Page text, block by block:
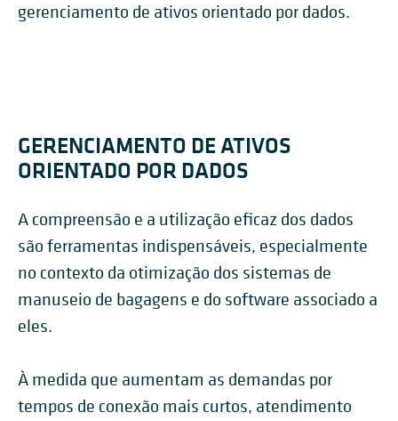
gerenciamento de ativos orientado por dados.
GERENCIAMENTO DE ATIVOS
ORIENTADO POR DADOS
A compreensão e a utilização eficaz dos dados
são ferramentas indispensáveis, especialmente
no contexto da otimização dos sistemas de
manuseio de bagagens e do software associado a
eles.
À medida que aumentam as demandas por
tempos de conexão mais curtos, atendimento